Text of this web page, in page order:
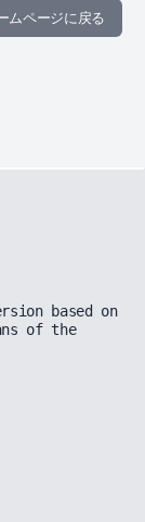
ムページに戻る
based on
of the